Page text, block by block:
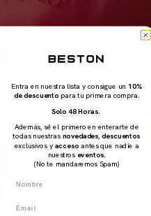
Entra en nuestra lista y consigue un 10%
de descuento para tu primera compra.
Solo 48 Horas.
Además, sé el primero en enterarte de
todas nuestras novedades ,descuentos
exclusivos yacceso antes que nadie a
nuestros eventos.
(No te mandaremos Spam)